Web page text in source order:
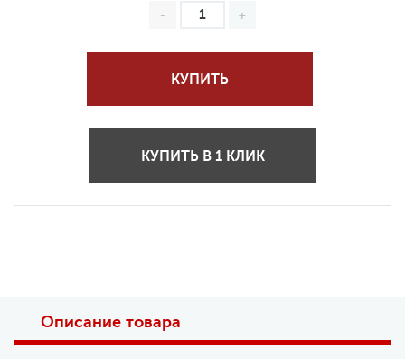
КУПИТЬ
КУПИТЬ В 1 КЛИК
Описание товара